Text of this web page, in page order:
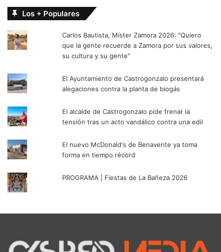
Los + Populares
Carlos Bautista, Míster Zamora 2026: "Quiero
que la gente recuerde a Zamora por sus valores,
su cultura y su gente"
El Ayuntamiento de Castrogonzalo presentará
alegaciones contra la planta de biogás
El alcalde de Castrogonzalo pide frenar la
tensión tras un acto vandálico contra una edil
El nuevo McDonald's de Benavente ya toma
forma en tiempo récord
PROGRAMA | Fiestas de La Bañeza 2026